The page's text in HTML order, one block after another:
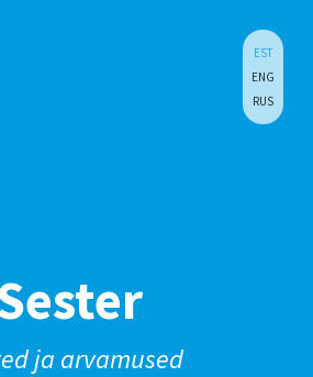
EST
ENG
RUS
ja arvamused